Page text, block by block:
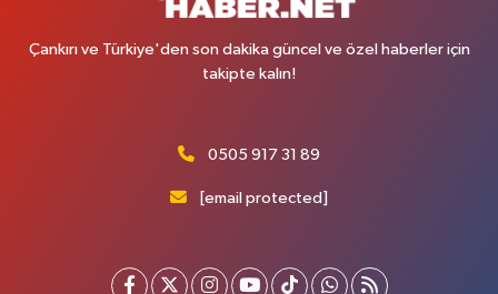
Çankırı ve Türkiye'den son dakika güncel ve özel haberler için
takipte kalın!
0505 917 31 89
[email protected]